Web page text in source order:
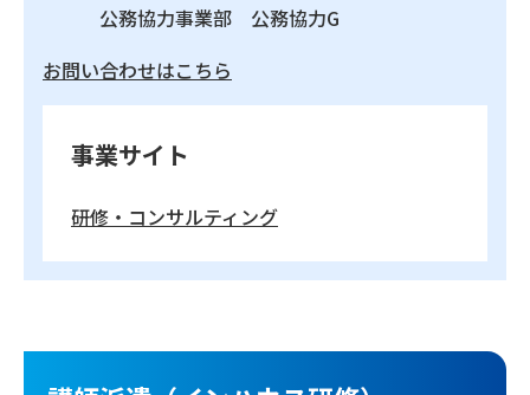
公務協力事業部 公務協力G
お問い合わせはこちら
事業サイト
研修・コンサルティング